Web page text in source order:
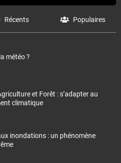
Récents Populaires
météo ?
et Forêt : s’adapter au
climatique
inondations : un phénomène